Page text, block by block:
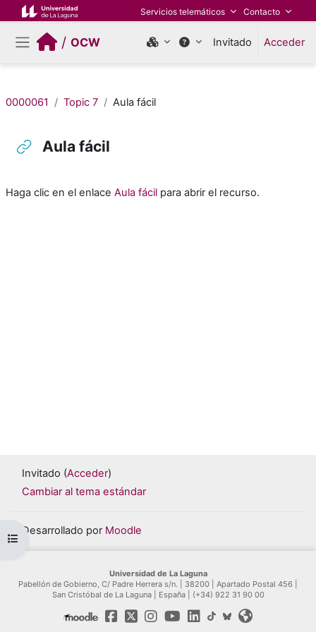
Salta al contenido principal Servicios telemáticos Contacto
Panel lateral
/OCW Invitado Acceder
Abrir índice del curso
0000061 Topic 7 Aula fácil
Aula fácil
Haga clic en el enlace Aula fácil para abrir el recurso.
Invitado (Acceder)
Cambiar al tema estándar
Desarrollado por Moodle
Universidad de La Laguna
Pabellón de Gobierno, C/ Padre Herrera s/n. | 38200 | Apartado Postal 456 |
San Cristóbal de La Laguna | España | (+34) 922 31 90 00